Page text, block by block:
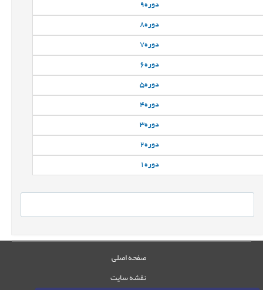
دوره9
دوره8
دوره7
دوره6
دوره5
دوره4
دوره3
دوره2
دوره1
صفحه اصلی
نقشه سایت